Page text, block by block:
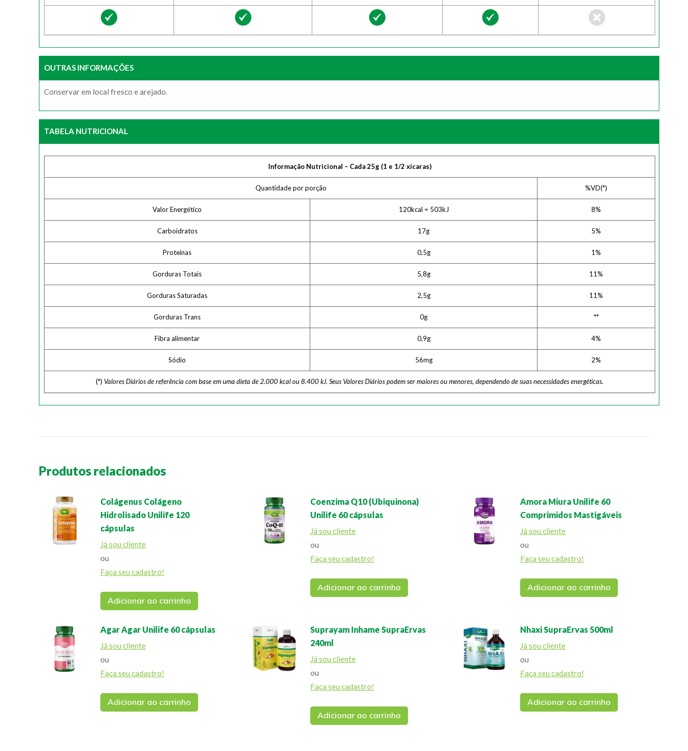
OUTRAS INFORMAÇÕES
Conservar em local fresco e arejado.
TABELA NUTRICIONAL
Informação Nutricional – Cada 25g (1 e 1/2 xícaras)
Quantidade por porção %VD(*)
Valor Energético 120kcal = 503kJ 8%
Carboidratos 17g 5%
Proteínas 0,5g 1%
Gorduras Totais 5,8g 11%
Gorduras Saturadas 2,5g 11%
Gorduras Trans 0g **
Fibra alimentar 0,9g 4%
Sódio 56mg 2%
(*) Valores Diários de referência com base em uma dieta de 2.000 kcal ou 8.400 kJ. Seus Valores Diários podem ser maiores ou menores, dependendo de suas necessidades energéticas.
Produtos relacionados
Colágenus Colágeno
Hidrolisado Unilife 120
cápsulas
Já sou cliente
ou
Faça seu cadastro!
Adicionar ao carrinho
Coenzima Q10 (Ubiquinona)
Unilife 60 cápsulas
Já sou cliente
ou
Faça seu cadastro!
Adicionar ao carrinho
Amora Miura Unilife 60
Comprimidos Mastigáveis
Já sou cliente
ou
Faça seu cadastro!
Adicionar ao carrinho
Agar Agar Unilife 60 cápsulas
Já sou cliente
ou
Faça seu cadastro!
Adicionar ao carrinho
Suprayam Inhame SupraErvas
240ml
Já sou cliente
ou
Faça seu cadastro!
Adicionar ao carrinho
Nhaxi SupraErvas 500ml
Já sou cliente
ou
Faça seu cadastro!
Adicionar ao carrinho